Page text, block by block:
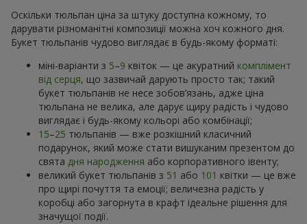
Оскільки тюльпан ціна за штуку доступна кожному, то
дарувати різноманітні композиції можна хоч кожного дня.
Букет тюльпанів чудово виглядає в будь-якому форматі:
міні-варіанти з 5–9 квіток — це акуратний комплімент
від серця, що зазвичай дарують просто так; такий
букет тюльпанів не несе зобов’язань, адже ціна
тюльпана не велика, але дарує щиру радість і чудово
виглядає і будь-якому кольорі або комбінації;
15–25 тюльпанів — вже розкішний класичний
подарунок, який може стати вишуканим презентом до
свята дня народження або корпоративного івенту;
великий букет тюльпанів з 51 або 101 квітки — це вже
про щирі почуття та емоції; величезна радість у
коробці або загорнута в крафт ідеальне рішення для
значущої події.